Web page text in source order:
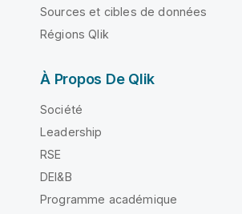
Sources et cibles de données
Régions Qlik
À Propos De Qlik
Société
Leadership
RSE
DEI&B
Programme académique